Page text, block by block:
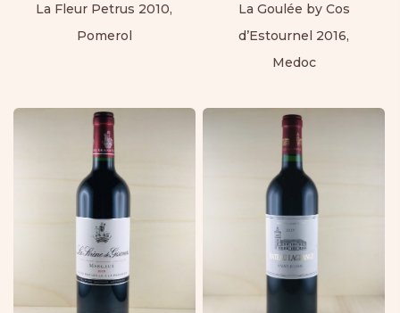
La Fleur Petrus 2010,
Pomerol
La Goulée by Cos
d’Estournel 2016,
Medoc